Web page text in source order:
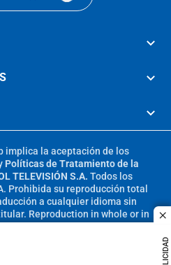
implica la aceptación de los
Políticas de Tratamiento de la
TELEVISIÓN S.A. Todos los
Prohibida su reproducción total
a cualquier idioma sin
Reproduction in whole or in